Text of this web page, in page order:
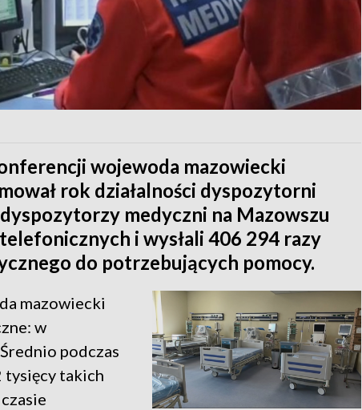
wojewoda mazowiecki
rok działalności dyspozytorni
medyczni na Mazowszu
i wysłali 406 294 razy
do potrzebujących pomocy.
mazowiecki
w
podczas
tysięcy takich